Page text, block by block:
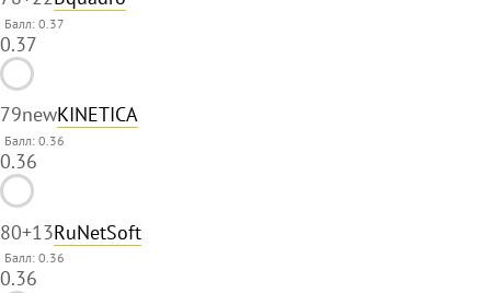
Балл: 0.37
0.37
79newKINETICA
Балл: 0.36
0.36
80+13RuNetSoft
Балл: 0.36
0.36